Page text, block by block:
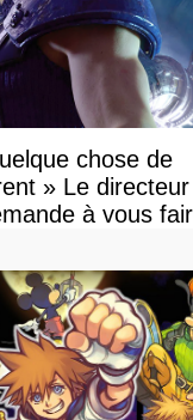
chose de
» Le
à vous